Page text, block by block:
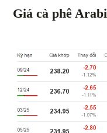
Giá cà phê